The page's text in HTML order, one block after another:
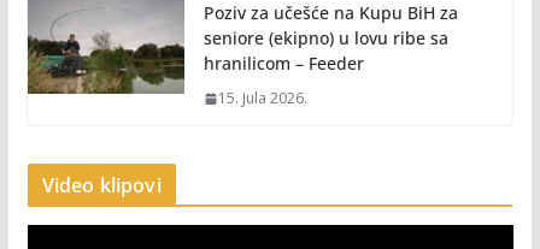
Poziv za učešće na Kupu BiH za
seniore (ekipno) u lovu ribe sa
hranilicom – Feeder
15. Jula 2026.
Video klipovi